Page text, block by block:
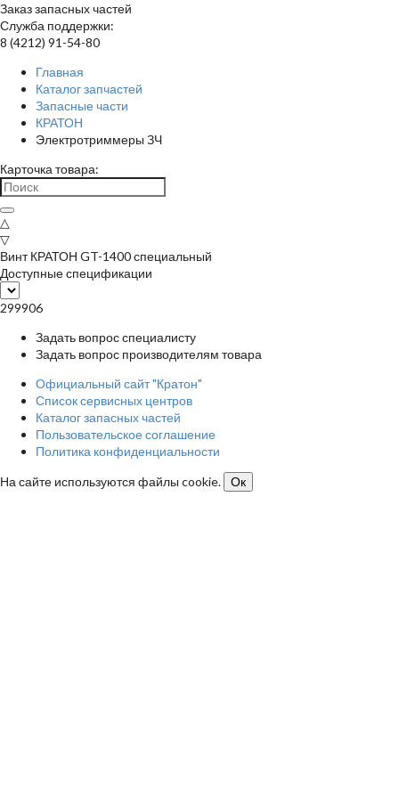
Заказ запасных частей
Служба поддержки:
8 (4212) 91-54-80
Главная
Каталог запчастей
Запасные части
КРАТОН
Электротриммеры ЗЧ
Карточка товара:
△
▽
Винт КРАТОН GT-1400 специальный
Доступные спецификации
299906
Задать вопрос специалисту
Задать вопрос производителям товара
Официальный сайт "Кратон"
Список сервисных центров
Каталог запасных частей
Пользовательское соглашение
Политика конфиденциальности
На сайте используются файлы cookie.
Ок